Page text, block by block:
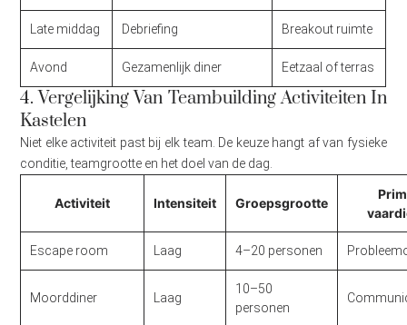
Late middag Debriefing Breakout ruimte
Avond Gezamenlijk diner Eetzaal of terras
4. Vergelijking Van Teambuilding Activiteiten In
Kastelen
Niet elke activiteit past bij elk team. De keuze hangt af van fysieke
conditie, teamgrootte en het doel van de dag.
Activiteit Intensiteit Groepsgrootte
Escape room Laag 4–20 personen
Moorddiner Laag
10–50
personen